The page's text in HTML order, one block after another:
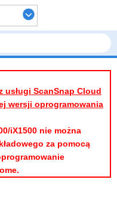
usługi ScanSnap Cloud
wersji oprogramowania
iX1500 nie można
za pomocą